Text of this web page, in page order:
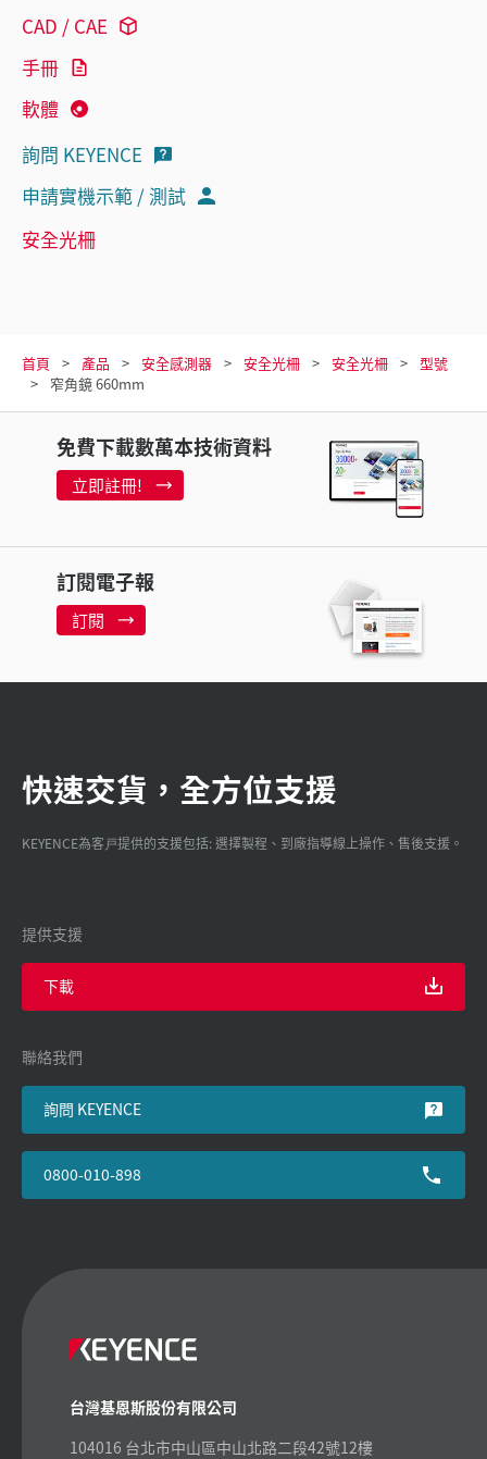
CAD / CAE
手冊
軟體
詢問 KEYENCE
申請實機示範 / 測試
安全光柵
首頁 產品 安全感測器 安全光柵 安全光柵
型號
窄角鏡 660mm
免費下載數萬本技術資料
立即註冊!
訂閱電子報
訂閱
快速交貨，全方位支援
KEYENCE為客戸提供的支援包括: 選擇製程、到廠指導線上操作、售後支援。
提供支援
下載
聯絡我們
詢問 KEYENCE
0800-010-898
台灣基恩斯股份有限公司
104016 台北市中山區中山北路二段42號12樓